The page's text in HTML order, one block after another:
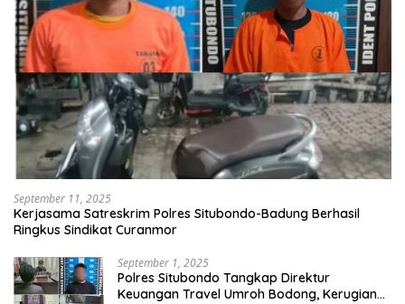
September 11, 2025
Kerjasama Satreskrim Polres Situbondo-Badung Berhasil
Ringkus Sindikat Curanmor
September 1, 2025
Polres Situbondo Tangkap Direktur
Keuangan Travel Umroh Bodong, Kerugian